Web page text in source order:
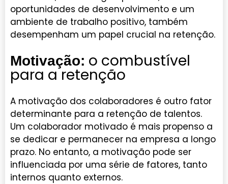
oportunidades de desenvolvimento e um
ambiente de trabalho positivo, também
desempenham um papel crucial na retenção.
Motivação: o combustível
para a retenção
A motivação dos colaboradores é outro fator
determinante para a retenção de talentos.
Um colaborador motivado é mais propenso a
se dedicar e permanecer na empresa a longo
prazo. No entanto, a motivação pode ser
influenciada por uma série de fatores, tanto
internos quanto externos.